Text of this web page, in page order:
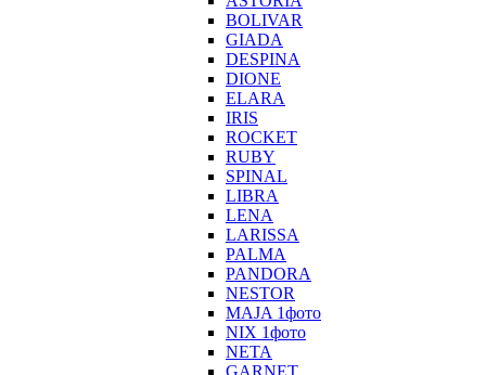
BOLIVAR
GIADA
DESPINA
DIONE
ELARA
IRIS
ROCKET
RUBY
SPINAL
LIBRA
LENA
LARISSA
PALMA
PANDORA
NESTOR
MAJA 1фото
NIX 1фото
NETA
GARNET